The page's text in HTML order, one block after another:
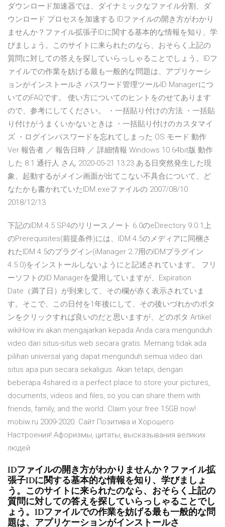
ダウンロード加速器では、ダイナミックなファイル分割、ダ
ウンロード プロセスを加速する IDファイルの開き方がわかり
ませんか？ファイル拡張子IDに関する基本的な情報を知り、学
びましょう。このサイトに来られたのなら、おそらく上記の
質問に対しての答えを探していらっしゃることでしょう。IDフ
ァイルでの作業を妨げる最も一般的な問題は、アプリケーシ
ョンがインストールさ パスワード管理ツールID Managerにつ
いてのFAQです。 使い方についてのヒントをのせてあります
ので、参考にしてください。 ・一括貼り付けの方法 ・一括貼
り付けがうまくいかないときは ・一括貼り付けのカスタマイ
ズ ・ログインパスワードを忘れてしまった OS モード 動作
Ver 報告者 ／ 報告日時 ／ 詳細情報 Windows 10 64bit版 動作
した 8.1 通行人 さん 2020-05-21 13:23 ある日突然発生した現
象、起動するがメイン画面が出てこない不具合について、ど
なたかも書かれていたIDM.exeファイルの 2007/08/10
2018/12/13
下記のIDM 4.5 SP4のリリースノート 6.0のeDirectory 9.0.1上
のPrerequisites(前提条件)には、IDM 4.5のメディアに同梱さ
れたIDM 4.5のプラグイン(iManager 2.7用のIDMプラグイン
4.5.0)をインストールしないようにと記述されています。 フリ
ーソフトのID Managerを愛用していますが、Expiration
Date（満了日）が到来して、その欄が赤く表示されていま
す。そこで、この日付を1年後にして、その後いづれかのボタ
ンをクリックすれば良いのだと思いますが、どのボタ Artikel
wikiHow ini akan mengajarkan kepada Anda cara mengunduh
video dari situs-situs web secara gratis. Memang tidak ada
pilihan universal yang dapat mengunduh semua video dari
situs apa pun secara sekaligus. Akan tetapi, dengan
beberapa 4shared is a perfect place to store your pictures,
documents, videos and files, so you can share them with
friends, family, and the world. Claim your free 15GB now!
mobiw.ru 2009-2020. Сайт Позитива и Хорошего
Настроения! Афоризмы, цитаты, высказывания великих
людей
IDファイルの開き方がわかりませんか？ファイル拡
張子IDに関する基本的な情報を知り、学びましょ
う。このサイトに来られたのなら、おそらく上記の
質問に対しての答えを探していらっしゃることでし
ょう。IDファイルでの作業を妨げる最も一般的な問
題は、アプリケーションがインストールさ